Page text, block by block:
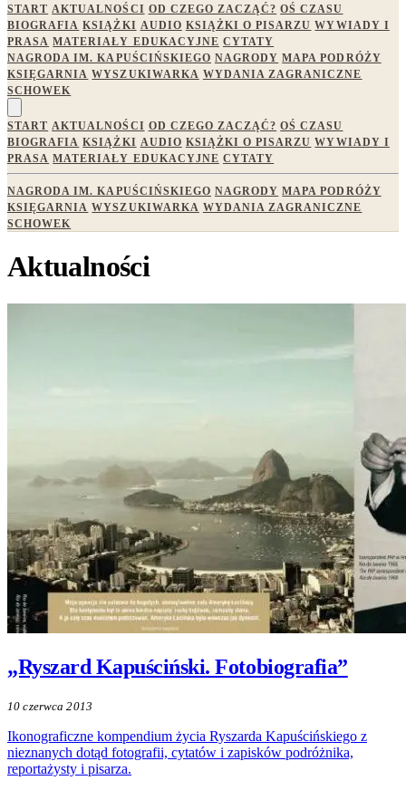
START AKTUALNOŚCI OD CZEGO ZACZĄĆ? OŚ CZASU
BIOGRAFIA KSIĄŻKI AUDIO KSIĄŻKI O PISARZU WYWIADY I
PRASA MATERIAŁY EDUKACYJNE CYTATY
NAGRODA IM. KAPUŚCIŃSKIEGO NAGRODY MAPA PODRÓŻY
KSIĘGARNIA WYSZUKIWARKA WYDANIA ZAGRANICZNE
SCHOWEK
START AKTUALNOŚCI OD CZEGO ZACZĄĆ? OŚ CZASU
BIOGRAFIA KSIĄŻKI AUDIO KSIĄŻKI O PISARZU WYWIADY I
PRASA MATERIAŁY EDUKACYJNE CYTATY
NAGRODA IM. KAPUŚCIŃSKIEGO NAGRODY MAPA PODRÓŻY
KSIĘGARNIA WYSZUKIWARKA WYDANIA ZAGRANICZNE
SCHOWEK
Aktualności
„Ryszard Kapuściński. Fotobiografia”
10 czerwca 2013
Ikonograficzne kompendium życia Ryszarda Kapuścińskiego z
nieznanych dotąd fotografii, cytatów i zapisków podróżnika,
reportażysty i pisarza.